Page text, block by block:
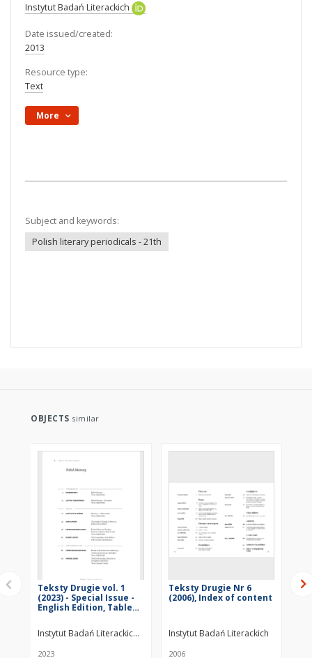
Instytut Badań Literackich
Date issued/created:
2013
Resource type:
Text
More
Subject and keywords:
Polish literary periodicals - 21th
OBJECTS similar
Teksty Drugie vol. 1
(2023) - Special Issue -
English Edition, Table
Instytut Badań Literackich PAN
2023
Teksty Drugie Nr 6
(2006), Index of content
Instytut Badań Literackich
2006